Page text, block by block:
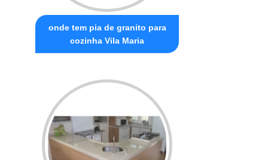
onde tem pia de granito para
cozinha Vila Maria